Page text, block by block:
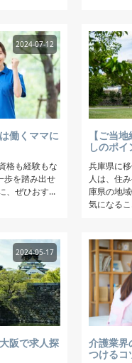
2024-07-12
働くママに
格も経験もな
歩を踏み出せ
、ぜひおす...
【ご当
しのポイ
兵庫県に
人は、住
庫県の地
気になる
2024-05-17
阪で求人探
介護業界
つけるコ